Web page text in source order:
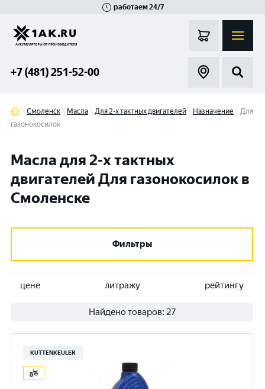
работаем 24/7
+7 (481) 251-52-00
Смоленск Масла Для 2-х тактных двигателей Назначение
Для
газонокосилок
Масла для 2-х тактных
двигателей Для газонокосилок в
Смоленске
Фильтры
цене литражу рейтингу
Найдено товаров: 27
KUTTENKEULER
Гатчина